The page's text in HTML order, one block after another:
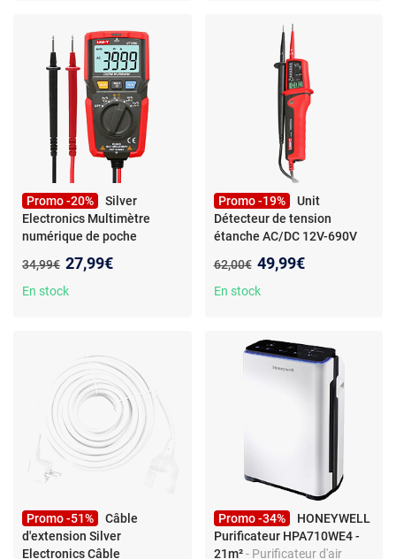
véhicules électriques pour
Promo -20%
Silver
Electronics Multimètre
numérique de poche
Ancien prix :
34,99€ Nouveau prix :
27,99€
En stock
Promo -19%
Unit
Détecteur de tension
étanche AC/DC 12V-690V
Ancien prix :
62,00€ Nouveau prix :
49,99€
En stock
Promo -51%
Câble
d'extension Silver
Electronics Câble
Promo -34%
HONEYWELL
Purificateur HPA710WE4 -
21m² - Purificateur d'air